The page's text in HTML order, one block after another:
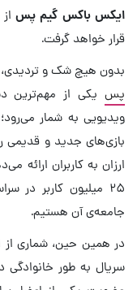
ایکس باکس گیم پس
قرار خواهد گرفت.
بدون هیچ شک و تردیدی،
پس یکی از مهم‌ترین
ویدیویی به شمار
بازی‌های جدید و قدیمی
ارزان به کاربران ارائه
۲۵ میلیون کاربر
جامعه‌ی آن هستیم.
در همین حین، شماری
سریال به طور